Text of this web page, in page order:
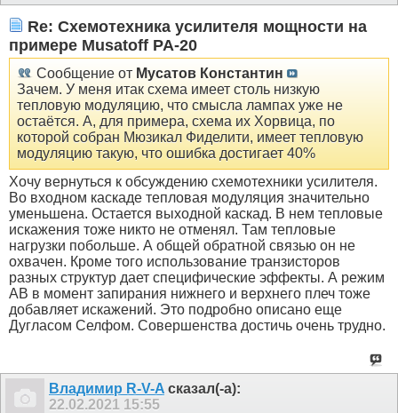
Re: Схемотехника усилителя мощности на
примере Musatoff PA-20
Сообщение от Мусатов Константин
Зачем. У меня итак схема имеет столь низкую
тепловую модуляцию, что смысла лампах уже не
остаётся. А, для примера, схема их Хорвица, по
которой собран Мюзикал Фиделити, имеет тепловую
модуляцию такую, что ошибка достигает 40%
Хочу вернуться к обсуждению схемотехники усилителя.
Во входном каскаде тепловая модуляция значительно
уменьшена. Остается выходной каскад. В нем тепловые
искажения тоже никто не отменял. Там тепловые
нагрузки побольше. А общей обратной связью он не
охвачен. Кроме того использование транзисторов
разных структур дает специфические эффекты. А режим
АВ в момент запирания нижнего и верхнего плеч тоже
добавляет искажений. Это подробно описано еще
Дугласом Селфом. Совершенства достичь очень трудно.
Владимир R-V-A сказал(-а):
22.02.2021 15:55